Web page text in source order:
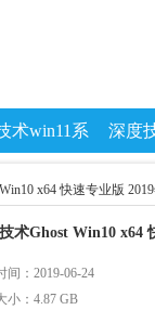
术win11系 深度
x64 快速专业版
术Ghost Win10 x64
间：2019-06-24
小：4.87 GB